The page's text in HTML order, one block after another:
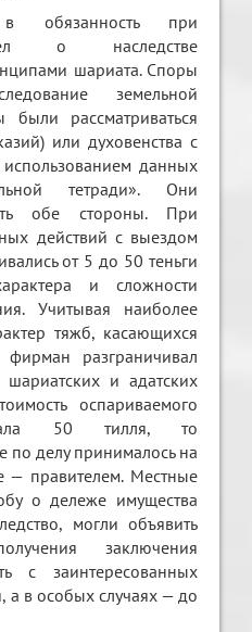
обязанность при
о наследстве
шариата. Споры
земельной
были рассматриваться
или духовенства с
данных
тетради». Они
обе стороны. При
действий с выездом
от 5 до 50 теньги
и сложности
Учитывая наиболее
тяжб, касающихся
разграничивал
и адатских
оспариваемого
50 тилля, то
по делу принималось на
— правителем. Местные
о дележе имущества
могли объявить
заключения
с заинтересованных
а в особых случаях — до